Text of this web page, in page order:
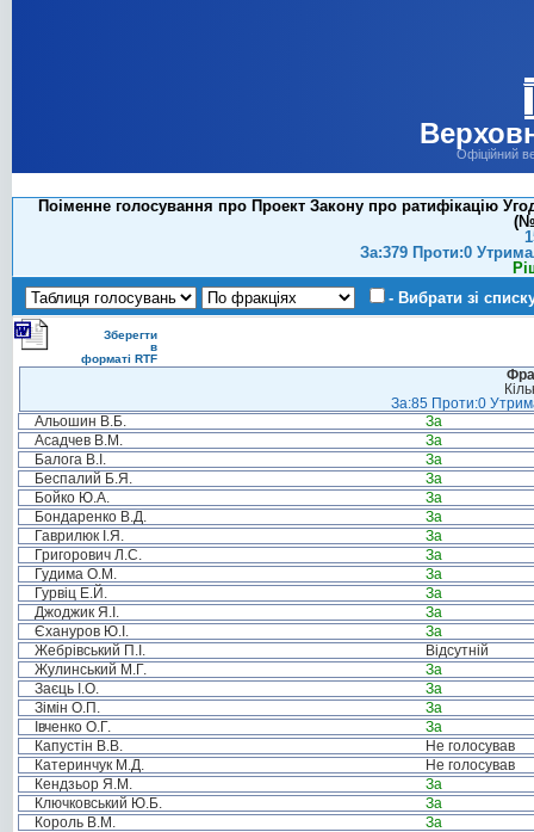
Офіційний
Поіменне голосування про Проект Закону про ратифікацію
За:379 Проти:0
- Вибрати зі
Зберегти
в
форматі RTF
За:85 Проти:0
Альошин В.Б.
За
Асадчев В.М.
За
Балога В.І.
За
Беспалий Б.Я.
За
Бойко Ю.А.
За
Бондаренко В.Д.
За
Гаврилюк І.Я.
За
Григорович Л.С.
За
Гудима О.М.
За
Гурвіц Е.Й.
За
Джоджик Я.І.
За
Єхануров Ю.І.
За
Жебрівський П.І.
Відсутній
Жулинський М.Г.
За
Заєць І.О.
За
Зімін О.П.
За
Івченко О.Г.
За
Капустін В.В.
Не голосував
Катеринчук М.Д.
Не голосував
Кендзьор Я.М.
За
Ключковський Ю.Б.
За
Король В.М.
За